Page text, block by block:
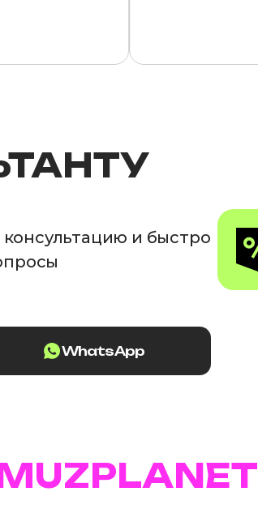
и быстро
WhatsApp